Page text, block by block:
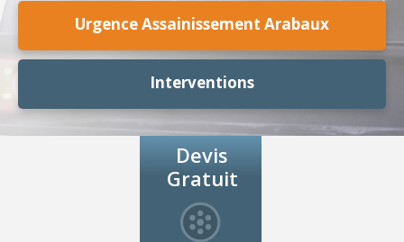
Urgence Assainissement Arabaux
Interventions
Devis
Gratuit